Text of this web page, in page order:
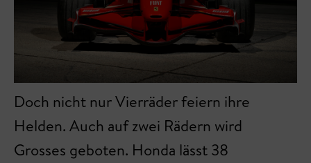
Doch nicht nur Vierräder feiern ihre
Helden. Auch auf zwei Rädern wird
Grosses geboten. Honda lässt 38